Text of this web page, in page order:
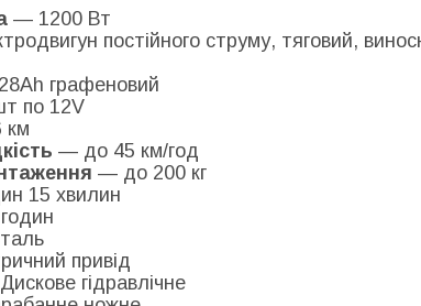
— 1200 Вт
постійного струму, тяговий,
графеновий
по 12V
км
— до 45 км/год
— до 200 кг
15 хвилин
привід
гідравлічне